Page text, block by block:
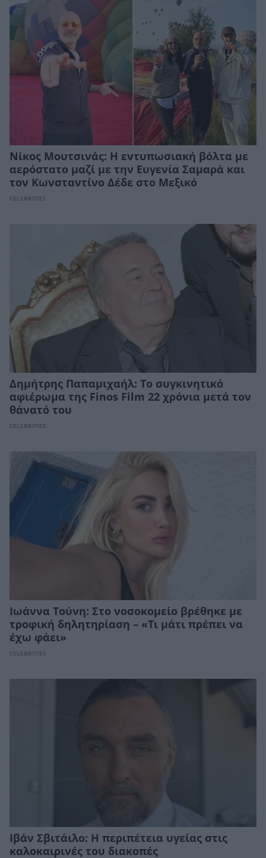
Νίκος Μουτσινάς: Η εντυπωσιακή βόλτα με
αερόστατο μαζί με την Ευγενία Σαμαρά και
τον Κωνσταντίνο Δέδε στο Μεξικό
CELEBRITIES
Δημήτρης Παπαμιχαήλ: Το συγκινητικό
αφιέρωμα της Finos Film 22 χρόνια μετά τον
θάνατό του
CELEBRITIES
Ιωάννα Τούνη: Στο νοσοκομείο βρέθηκε με
τροφική δηλητηρίαση – «Τι μάτι πρέπει να
έχω φάει»
CELEBRITIES
Ιβάν Σβιτάιλο: Η περιπέτεια υγείας στις
καλοκαιρινές του διακοπές